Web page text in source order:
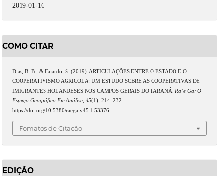
2019-01-16
COMO CITAR
Dias, B. B., & Fajardo, S. (2019). ARTICULAÇÕES ENTRE O ESTADO E O
COOPERATIVISMO AGRÍCOLA: UM ESTUDO SOBRE AS COOPERATIVAS DE
IMIGRANTES HOLANDESES NOS CAMPOS GERAIS DO PARANÁ. Ra’e Ga: O
Espaço Geográfico Em Análise, 45(1), 214–232.
https://doi.org/10.5380/raega.v45i1.53376
Fomatos de Citação
EDIÇÃO